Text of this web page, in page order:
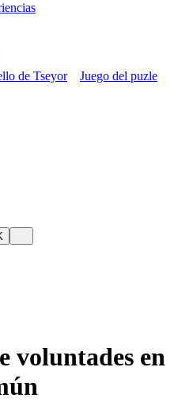
de Tseyor
Juego del puzle
voluntades en